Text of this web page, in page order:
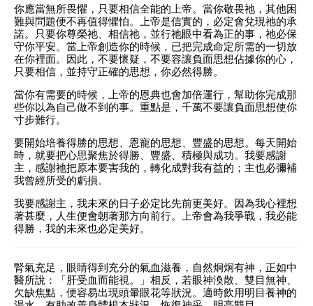
你應當無所畏懼，只要相信全能的上帝。當你敬畏祂，其他困
難與問題便不再值得懼怕。上帝是信實的，必定會兌現祂的承
諾。只要你尊榮祂、相信祂，並行祂眼中看為正的事，祂必保
守你平安。當上帝創造你的時候，已把完成命定所需的一切放
在你裡面。因此，不要懷疑，不要容讓負面思想佔據你的心，
只要相信，並持守正確的思想，你必然得勝。
當你有需要的時候，上帝的恩典也會加倍運行，幫助你完成那
些你以為自己做不到的事。重點是，千萬不要讓負面思想使你
寸步難行。
要開始培養得勝的思想、恩寵的思想、豐盛的思想。每天開始
時，就要把心思聚焦於得勝、豐盛、積極與成功。我要感謝
主，感謝祂把原本要害我的，轉化成對我有益的；主也必彌補
我曾經所受的虧損。
我要感謝主，我未來的日子必定比先前更美好。因為我心裡想
著甚麼，人生便會朝著那方向前行。上帝會為我爭戰，我必能
得勝，我的未來也必定美好。
腎氣充足，眼睛得到充分的氣血滋養，自然炯炯有神，正如中
醫所說：「肝受血而能視。」相反，若眼神渙散、雙目無神、
欠缺焦點，便容易出現頭暈眼花等狀況。適時飲用明目養神的